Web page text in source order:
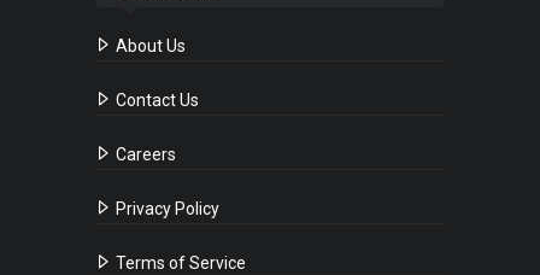
About Us
Contact Us
Careers
Privacy Policy
Terms of Service